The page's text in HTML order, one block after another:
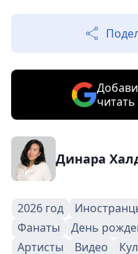
Динара
2026 год
Фанаты
День
Артисты
Видео